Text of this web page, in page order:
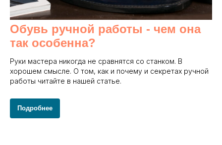
Обувь ручной работы - чем она
так особенна?
Руки мастера никогда не сравнятся со станком. В
хорошем смысле. О том, как и почему и секретах ручной
работы читайте в нашей статье.
Подробнее